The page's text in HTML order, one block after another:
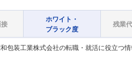
ホワイト・
ブラック度
残業
装工業株式会社の転職・就活に役立つ